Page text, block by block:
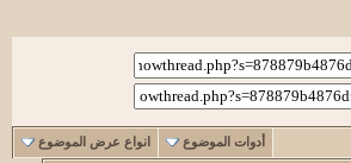
أدوات الموضوع انواع عرض الموضوع